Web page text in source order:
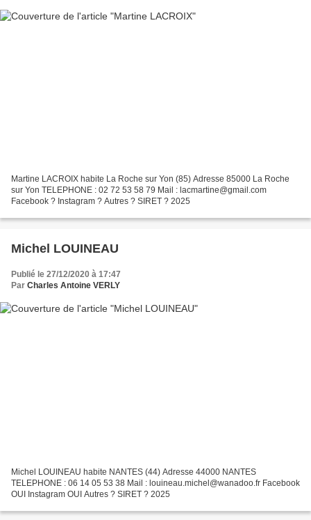
Martine LACROIX habite La Roche sur Yon (85) Adresse 85000 La Roche
sur Yon TELEPHONE : 02 72 53 58 79 Mail : lacmartine@gmail.com
Facebook ? Instagram ? Autres ? SIRET ? 2025
Michel LOUINEAU
Publié le 27/12/2020 à 17:47
Par Charles Antoine VERLY
Michel LOUINEAU habite NANTES (44) Adresse 44000 NANTES
TELEPHONE : 06 14 05 53 38 Mail : louineau.michel@wanadoo.fr Facebook
OUI Instagram OUI Autres ? SIRET ? 2025